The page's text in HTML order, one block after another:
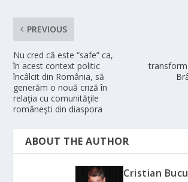
PREVIOUS
Nu cred că este “safe” ca,
în acest context politic
încâlcit din România, să
generăm o nouă criză în
relaţia cu comunităţile
româneşti din diaspora
ABOUT THE AUTHOR
Cristian